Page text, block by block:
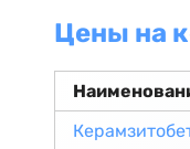
Цены на